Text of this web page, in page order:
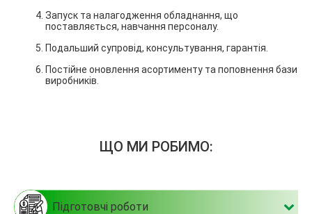
Запуск та налагодження обладнання, що
поставляється, навчання персоналу.
Подальший супровід, консультування, гарантія.
Постійне оновлення асортименту та поповнення бази
виробників.
ЩО МИ РОБИМО:
Підготовчі роботи